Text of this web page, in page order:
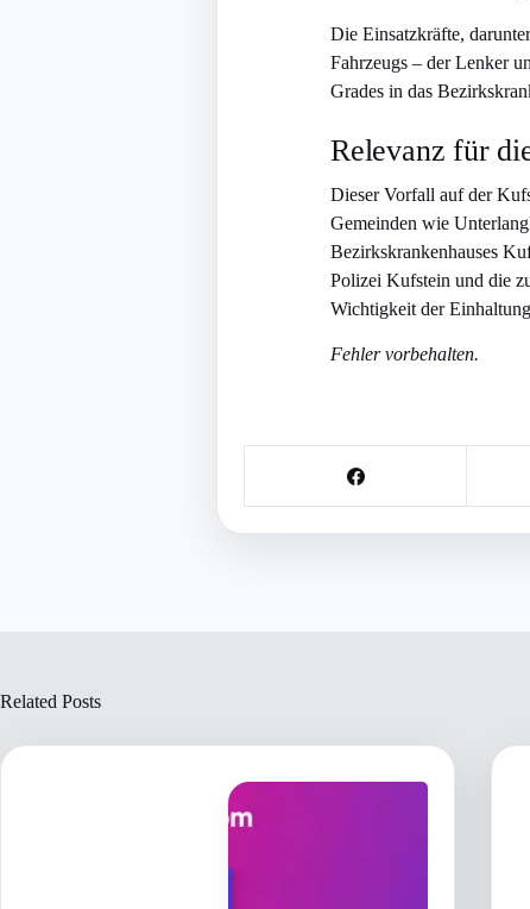
Die Einsatzkräfte,
Fahrzeugs – der Lenker
Grades in das
Relevanz für
Dieser Vorfall auf der
Gemeinden wie
Bezirkskrankenhauses
Polizei Kufstein und die
Wichtigkeit der
Fehler vorbehalten.
Related Posts